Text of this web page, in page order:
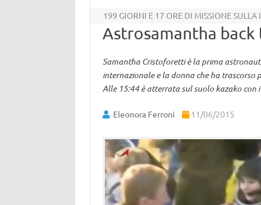
199 GIORNI E 17 ORE DI MISSIONE SULLA
Astrosamantha back
Samantha Cristoforetti è la prima
internazionale e la donna che ha trascorso
Alle 15:44 è atterrata sul suolo kazako con
Eleonora Ferroni 11/06/2015